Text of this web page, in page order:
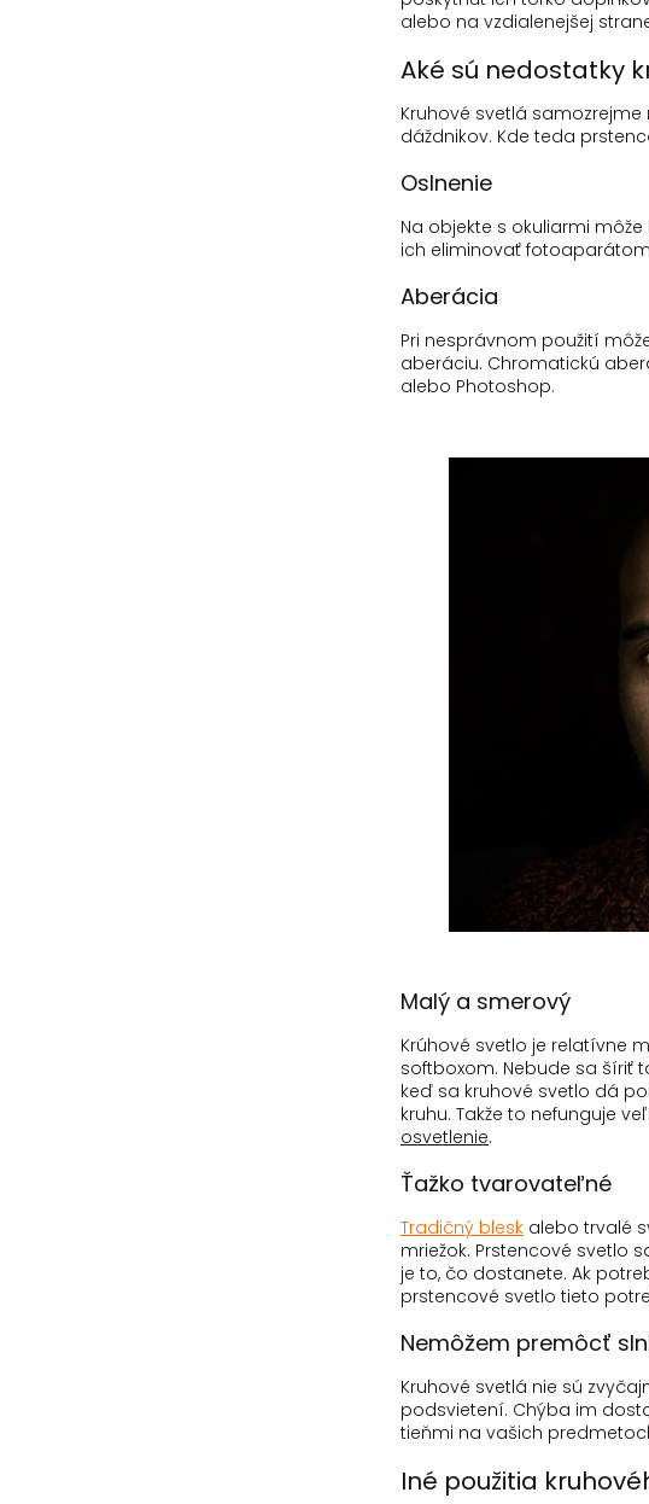
alebo na vzdialenejšej
Aké sú nedostatky
Kruhové svetlá
dáždnikov. Kde teda
Oslnenie
Na objekte s okuliarmi
ich eliminovať
Aberácia
Pri nesprávnom použití
aberáciu. Chromatickú
alebo Photoshop.
Malý a smerový
Krúhové svetlo je relatívne
softboxom. Nebude sa šíriť
keď sa kruhové svetlo dá
kruhu. Takže to nefunguje
osvetlenie.
Ťažko tvarovateľné
Tradičný blesk alebo trvalé
mriežok. Prstencové svetlo
je to, čo dostanete. Ak
prstencové svetlo tieto
Nemôžem premôcť
Kruhové svetlá nie sú
podsvietení. Chýba im
tieňmi na vašich
Iné použitia